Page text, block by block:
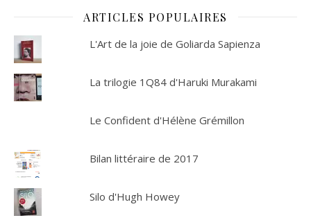
ARTICLES POPULAIRES
L'Art de la joie de Goliarda Sapienza
La trilogie 1Q84 d'Haruki Murakami
Le Confident d'Hélène Grémillon
Bilan littéraire de 2017
Silo d'Hugh Howey